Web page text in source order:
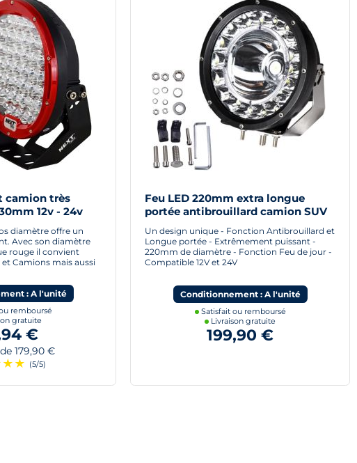
camion très
12v - 24v
diamètre offre un
Avec son diamètre
rouge il convient
Camions mais aussi
: A l'unité
remboursé
gratuite
€
179,90 €
★ ★ (5/5)
Feu LED 220mm extra longue
portée antibrouillard camion SUV
4x4 Bateau
Un design unique - Fonction Antibrouillard et
Longue portée - Extrêmement puissant -
220mm de diamètre - Fonction Feu de jour -
Compatible 12V et 24V
Conditionnement : A l'unité
Satisfait ou remboursé
Livraison gratuite
199,90 €